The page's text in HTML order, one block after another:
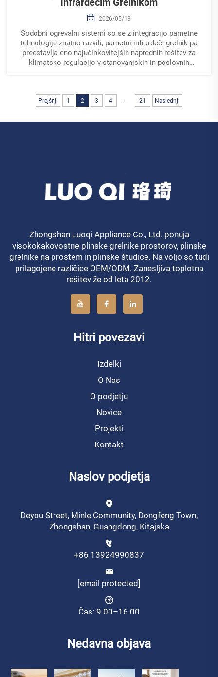
Infrardečim Grelnikom
2026/05/13
Sodobni ogrevalni sistemi so se z integracijo pametne
tehnologije znatno razvili, pametni infrardeči grelnik pa
predstavlja eno najučinkovitejših naprednih rešitev za
klimatsko regulacijo v stanovanjskih in poslovnih
Prejšnji 1 2 3 4 ... 21 Naslednji
Zhongshan Luoqi Appliance Co., Ltd. ponuja
visokokakovostne plinske grelnike prostorov, plinske
grelnike na prostem in plinske študice. Na voljo so tudi
prilagojene različice OEM/ODM. Zanesljiva toplotna
rešitev že od leta 2012.
Hitri povezavi
Izdelki
O Nas
O podjetju
Novice
Projekti
Kontakt
Naslov podjetja
Deyou Street, Minle Community, Dongfeng Town,
Zhongshan, Guangdong, Kitajska
+86 13924990837
[email protected]
Čas: 9.00–16.00
Nedavna objava